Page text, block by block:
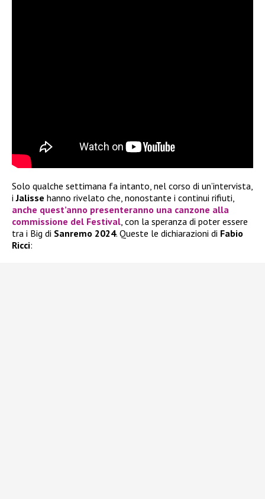
Solo qualche settimana fa intanto, nel corso di un’intervista,
iJalisse hanno rivelato che, nonostante i continui rifiuti,
anche quest’anno presenteranno una canzone alla
commissione del Festival, con la speranza di poter essere
tra i Big di Sanremo 2024. Queste le dichiarazioni di Fabio
Ricci: